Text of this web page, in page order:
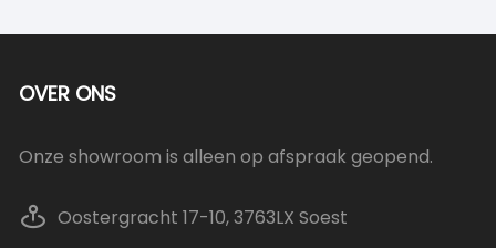
OVER ONS
Onze showroom is alleen op afspraak geopend.
Oostergracht 17-10, 3763LX Soest